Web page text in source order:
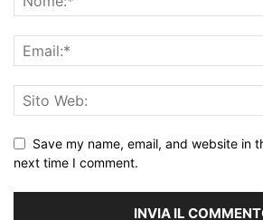
Save my name, email, and website in
next time I comment.